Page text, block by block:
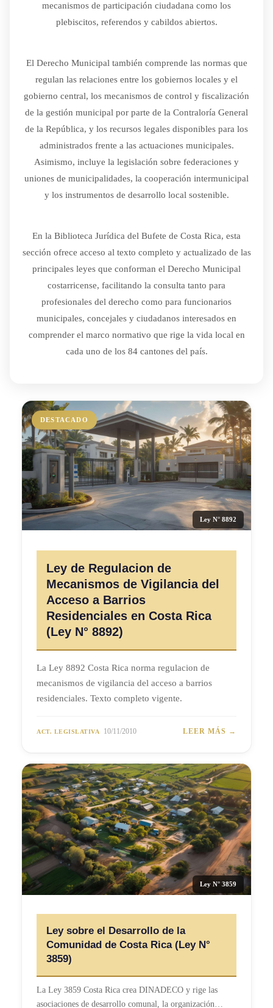
mecanismos de participación ciudadana como los
plebiscitos, referendos y cabildos abiertos.
El Derecho Municipal también comprende las normas que
regulan las relaciones entre los gobiernos locales y el
gobierno central, los mecanismos de control y fiscalización
de la gestión municipal por parte de la Contraloría General
de la República, y los recursos legales disponibles para los
administrados frente a las actuaciones municipales.
Asimismo, incluye la legislación sobre federaciones y
uniones de municipalidades, la cooperación intermunicipal
y los instrumentos de desarrollo local sostenible.
En la Biblioteca Jurídica del Bufete de Costa Rica, esta
sección ofrece acceso al texto completo y actualizado de las
principales leyes que conforman el Derecho Municipal
costarricense, facilitando la consulta tanto para
profesionales del derecho como para funcionarios
municipales, concejales y ciudadanos interesados en
comprender el marco normativo que rige la vida local en
cada uno de los 84 cantones del país.
DESTACADO
Ley N° 8892
Ley de Regulacion de
Mecanismos de Vigilancia del
Acceso a Barrios
Residenciales en Costa Rica
(Ley N° 8892)
La Ley 8892 Costa Rica norma regulacion de
mecanismos de vigilancia del acceso a barrios
residenciales. Texto completo vigente.
ACT. LEGISLATIVA 10/11/2010 LEER MÁS →
Ley N° 3859
Ley sobre el Desarrollo de la
Comunidad de Costa Rica (Ley N°
3859)
La Ley 3859 Costa Rica crea DINADECO y rige las
asociaciones de desarrollo comunal, la organización…